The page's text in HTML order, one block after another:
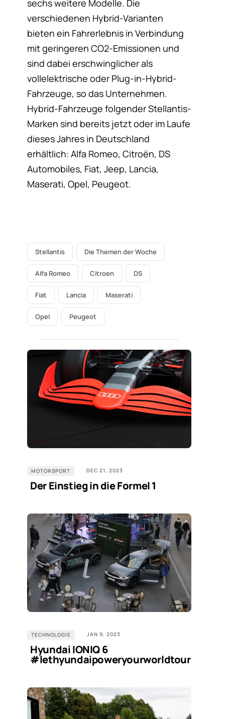
sechs weitere Modelle. Die
verschiedenen Hybrid-Varianten
bieten ein Fahrerlebnis in Verbindung
mit geringeren CO2-Emissionen und
sind dabei erschwinglicher als
vollelektrische oder Plug-in-Hybrid-
Fahrzeuge, so das Unternehmen.
Hybrid-Fahrzeuge folgender Stellantis-
Marken sind bereits jetzt oder im Laufe
dieses Jahres in Deutschland
erhältlich: Alfa Romeo, Citroën, DS
Automobiles, Fiat, Jeep, Lancia,
Maserati, Opel, Peugeot.
Stellantis Die Themen der Woche
Alfa Romeo Citroen DS
Fiat Lancia Maserati
Opel Peugeot
MOTORSPORT DEC 21, 2023
Der Einstieg in die Formel 1
TECHNOLOGIE JAN 9, 2023
Hyundai IONIQ 6
#lethyundaipoweryourworldtour